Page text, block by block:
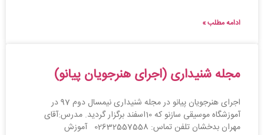
ادامه مطلب »
مجله شنیداری (اجرای هنرجویان پیانو)
اجرای هنرجویان پیانو در مجله شنیداری نیمسال دوم 97 در
آموزشگاه موسیقی سازنو که 10اسفند برگزار گردید. مدرس:آقای
مهران بدخشان تلفن تماس: 02632557558 آموزش